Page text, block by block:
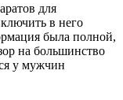
для
в него
была полной,
на большинство
у мужчин